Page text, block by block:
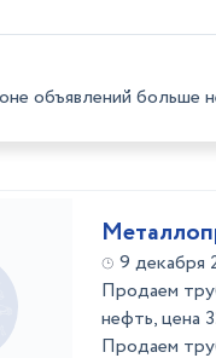
объявлений больше
9 декабря
Продаем
нефть, цена
Продаем